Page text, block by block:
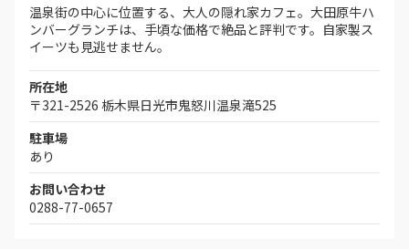
温泉街の中心に位置する、大人の隠れ家カフェ。大田原牛ハ
ンバーグランチは、手頃な価格で絶品と評判です。自家製ス
イーツも見逃せません。
所在地
〒321-2526 栃木県日光市鬼怒川温泉滝525
駐車場
あり
お問い合わせ
0288-77-0657